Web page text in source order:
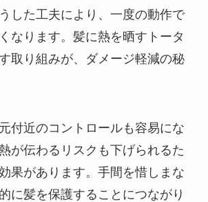
した工夫により、一度の動作で
なります。髪に熱を晒すトータ
取り組みが、ダメージ軽減の秘
付近のコントロールも容易にな
が伝わるリスクも下げられるた
果があります。手間を惜しまな
に髪を保護することにつながり